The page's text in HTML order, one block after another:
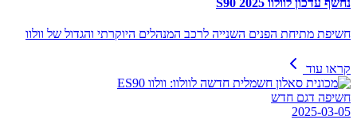
חשיפת מתיחת הפנים השנייה לרכב המנהלים היוקרתי והגדול של וולוו
קראו עוד
חשיפה דגם חדש
2025-03-05